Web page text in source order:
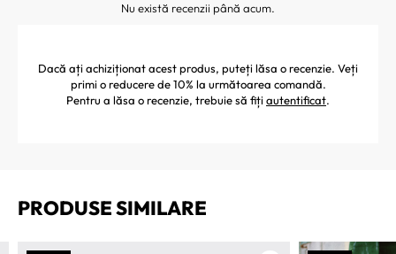
Nu există recenzii până acum.
Dacă ați achiziționat acest produs, puteți lăsa o recenzie. Veți
primi o reducere de 10% la următoarea comandă.
Pentru a lăsa o recenzie, trebuie să fiți autentificat.
PRODUSE SIMILARE